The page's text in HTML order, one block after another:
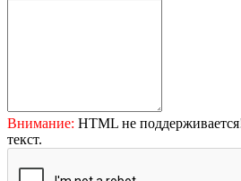
Внимание: HTML не
текст.